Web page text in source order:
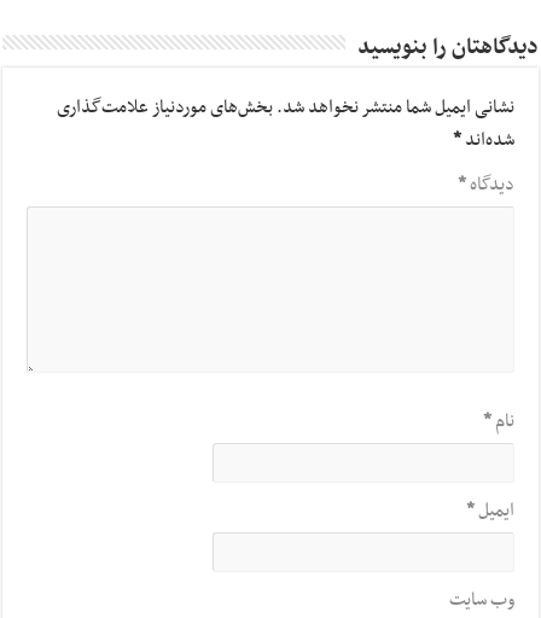
دیدگاهتان را بنویسید
نشانی ایمیل شما منتشر نخواهد شد.بخش‌های موردنیاز علامت‌گذاری
شده‌اند*
دیدگاه*
نام*
ایمیل*
وب‌ سایت